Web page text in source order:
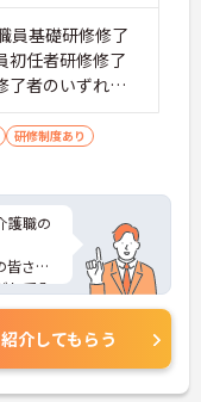
員基礎研修修了
初任者研修修了
了者のいずれか
研修制度あり
護職の
皆さま
してみ
らに
くださ
紹介してもらう